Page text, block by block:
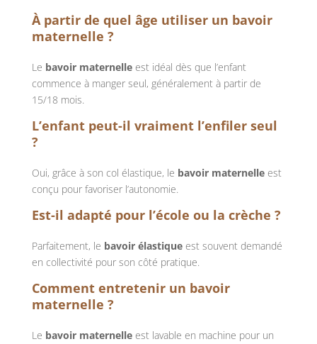
À partir de quel âge utiliser un bavoir
maternelle ?
Le bavoir maternelleest idéal dès que l’enfant
commence à manger seul, généralement à partir de
15/18 mois.
L’enfant peut-il vraiment l’enfiler seul
?
Oui, grâce à son col élastique, le bavoir maternelleest
conçu pour favoriser l’autonomie.
Est-il adapté pour l’école ou la crèche ?
Parfaitement, le bavoir élastique est souvent demandé
en collectivité pour son côté pratique.
Comment entretenir un bavoir
maternelle ?
Le bavoir maternelleest lavable en machine pour un